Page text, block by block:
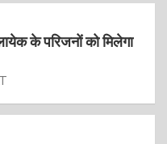
के परिजनों को मिलेगा